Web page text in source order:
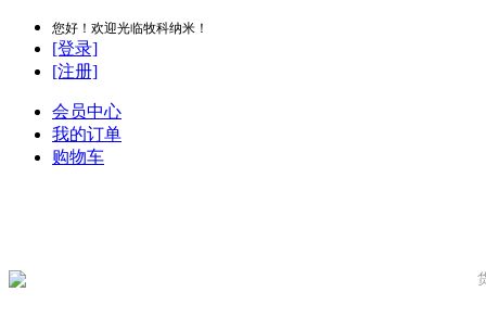
您好！欢迎光临牧科纳米！
[登录]
[注册]
会员中心
我的订单
购物车